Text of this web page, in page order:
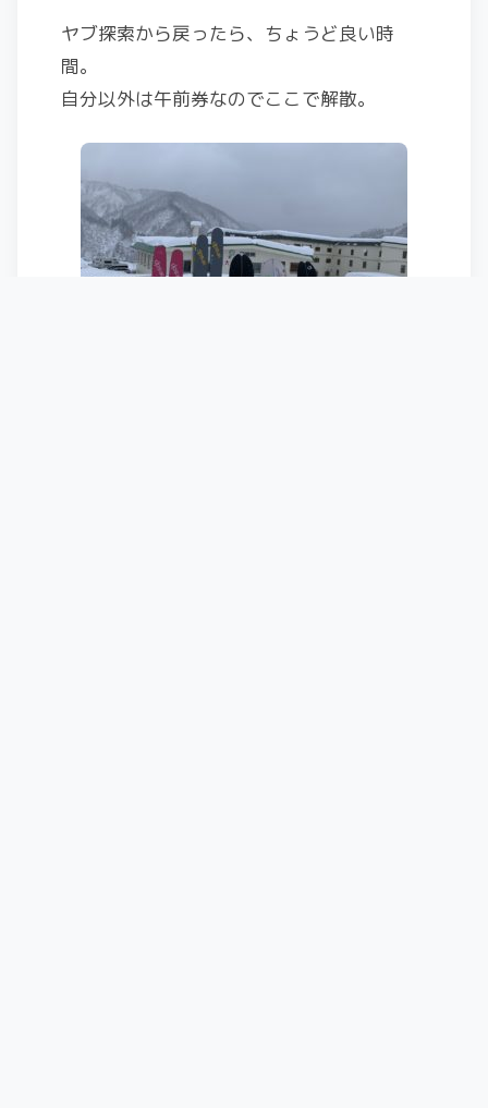
ヤブ探索から戻ったら、ちょうど良い時
間。
自分以外は午前券なのでここで解散。